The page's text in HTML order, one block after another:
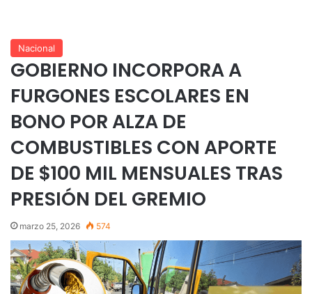
Nacional
GOBIERNO INCORPORA A
FURGONES ESCOLARES EN
BONO POR ALZA DE
COMBUSTIBLES CON APORTE
DE $100 MIL MENSUALES TRAS
PRESIÓN DEL GREMIO
marzo 25, 2026 574